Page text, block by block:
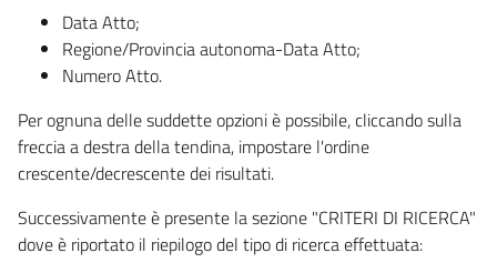
Data Atto;
Regione/Provincia autonoma-Data Atto;
Numero Atto.
Per ognuna delle suddette opzioni è possibile, cliccando sulla
freccia a destra della tendina, impostare l'ordine
crescente/decrescente dei risultati.
Successivamente è presente la sezione "CRITERI DI RICERCA"
dove è riportato il riepilogo del tipo di ricerca effettuata: